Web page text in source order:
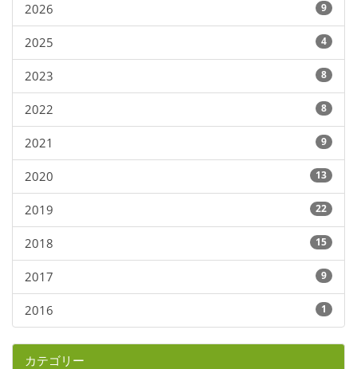
2026 9
2025 4
2023 8
2022 8
2021 9
2020 13
2019 22
2018 15
2017 9
2016 1
カテゴリー